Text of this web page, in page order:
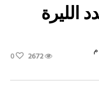
الليرة
2672
0